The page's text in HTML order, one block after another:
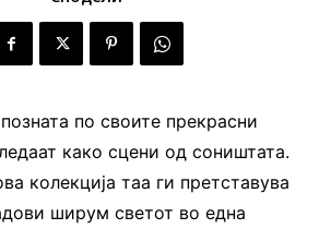
по своите прекрасни
како сцени од соништата.
колекција таа ги претставува
ширум светот во една